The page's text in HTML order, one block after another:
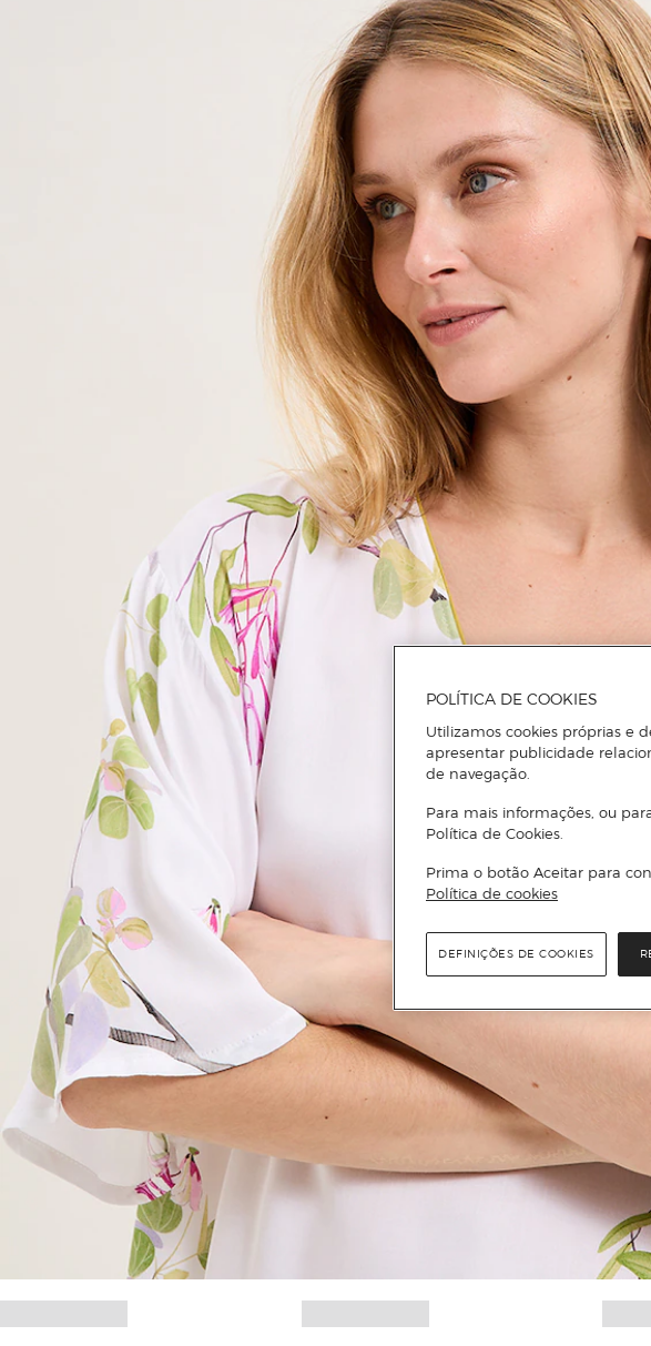
POLÍTICA DE COOKIES
Utilizamos cookies próprias e
apresentar publicidade
de navegação.
Para mais informações, ou
Política de Cookies.
Prima o botão Aceitar para
Política de cookies
DEFINIÇÕES DE COOKIES